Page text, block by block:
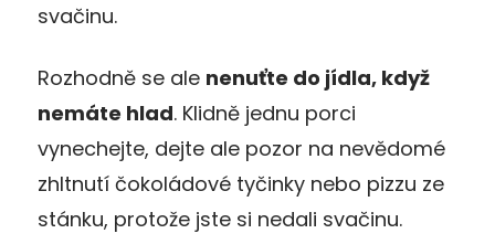
svačinu.
Rozhodně se ale nenuťte do jídla, když
nemáte hlad. Klidně jednu porci
vynechejte, dejte ale pozor na nevědomé
zhltnutí čokoládové tyčinky nebo pizzu ze
stánku, protože jste si nedali svačinu.